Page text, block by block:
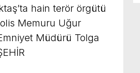
hain terör örgütü
Memuru Uğur
Müdürü Tolga